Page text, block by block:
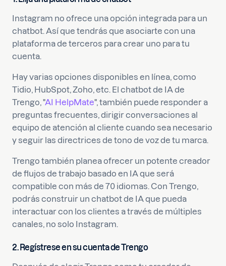
Instagram no ofrece una opción integrada para un
chatbot. Así que tendrás que asociarte con una
plataforma de terceros para crear uno para tu
cuenta.
Hay varias opciones disponibles en línea, como
Tidio, HubSpot, Zoho, etc. El chatbot de IA de
Trengo, "AI HelpMate", también puede responder a
preguntas frecuentes, dirigir conversaciones al
equipo de atención al cliente cuando sea necesario
y seguir las directrices de tono de voz de tu marca.
Trengo también planea ofrecer un potente creador
de flujos de trabajo basado en IA que será
compatible con más de 70 idiomas. Con Trengo,
podrás construir un chatbot de IA que pueda
interactuar con los clientes a través de múltiples
canales, no solo Instagram.
2. Regístrese en su cuenta de Trengo